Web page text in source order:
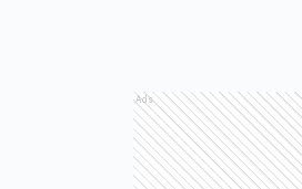
Ads